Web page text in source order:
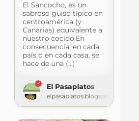
El Sancocho, es un
sabroso guiso típico en
centroamérica (y
Canarias) equivalente a
nuestro cocido.En
consecuencia, en cada
país o en cada casa, se
hace de una (...)
El Pasaplatos
elpasaplatos.blogspot.com